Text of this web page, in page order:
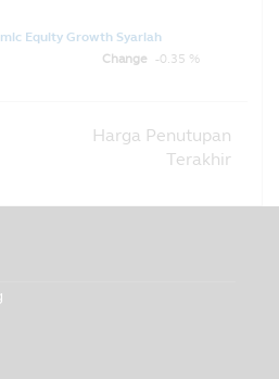
Equity Growth Syariah
Change -0.35 %
Harga Penutupan
Terakhir